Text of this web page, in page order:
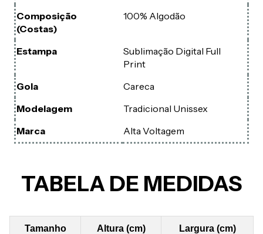
Composição
(Costas)
100% Algodão
Estampa
Sublimação Digital Full
Print
Gola
Careca
Modelagem
Tradicional Unissex
Marca
Alta Voltagem
TABELA DE MEDIDAS
Tamanho Altura (cm) Largura (cm)